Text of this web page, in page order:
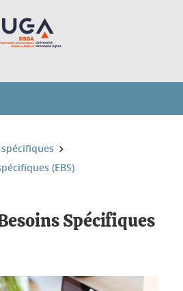
(EBS)
Spécifiques